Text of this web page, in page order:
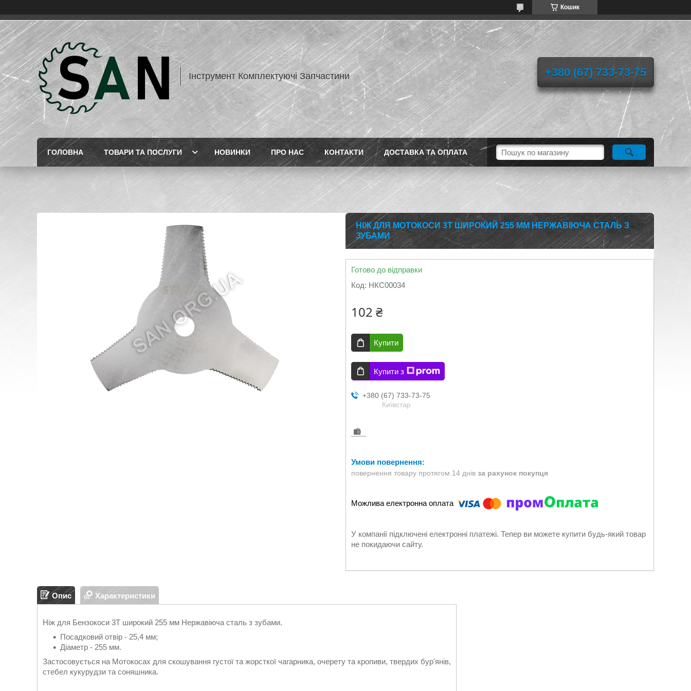
Кошик
Інструмент Комплектуючі Запчастини +380 (67) 733-73-75
ГОЛОВНА ТОВАРИ ТА ПОСЛУГИ НОВИНКИ ПРО НАС КОНТАКТИ ДОСТАВКА ТА ОПЛАТА
НІЖ ДЛЯ МОТОКОСИ 3Т ШИРОКИЙ 255 ММ НЕРЖАВІЮЧА СТАЛЬ З
ЗУБАМИ
Готово до відправки
Код: НКС00034
102 ₴
Купити
Купити з
+380 (67) 733-73-75
Київстар
повернення товару протягом 14 днів за рахунок покупця
У компанії підключені електронні платежі. Тепер ви можете купити будь-який товар
не покидаючи сайту.
Опис Характеристики
Ніж для Бензокоси 3Т широкий 255 мм Нержавіюча сталь з зубами.
Посадковий отвір - 25,4 мм;
Діаметр - 255 мм.
Застосовується на Мотокосах для скошування густої та жорсткої чагарника, очерету та кропиви, твердих бур'янів,
стебел кукурудзи та соняшника.